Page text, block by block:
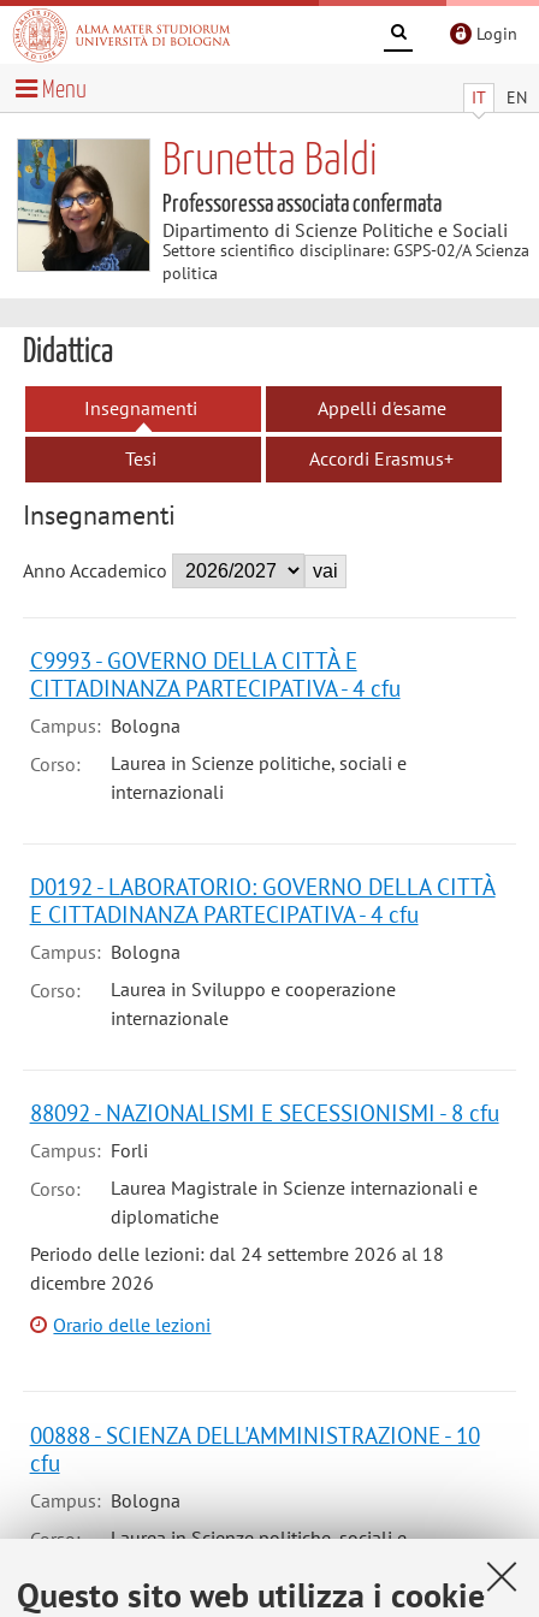
Questo sito web utilizza i cookie
Login
IT EN
Menu
Brunetta Baldi
Professoressa associata confermata
Dipartimento di Scienze Politiche e Sociali
Settore scientifico disciplinare: GSPS-02/A Scienza
politica
Didattica
Insegnamenti Appelli d'esame
Tesi Accordi Erasmus+
Insegnamenti
Anno Accademico
C9993 - GOVERNO DELLA CITTÀ E
CITTADINANZA PARTECIPATIVA - 4 cfu
Campus: Bologna
Corso:
Laurea in Scienze politiche, sociali e
internazionali
D0192 - LABORATORIO: GOVERNO DELLA CITTÀ
E CITTADINANZA PARTECIPATIVA - 4 cfu
Campus: Bologna
Corso:
Laurea in Sviluppo e cooperazione
internazionale
88092 - NAZIONALISMI E SECESSIONISMI - 8 cfu
Campus: Forli
Corso:
Laurea Magistrale in Scienze internazionali e
diplomatiche
Periodo delle lezioni: dal 24 settembre 2026 al 18
dicembre 2026
Orario delle lezioni
00888 - SCIENZA DELL'AMMINISTRAZIONE - 10
cfu
Campus: Bologna
Corso:
Laurea in Scienze politiche, sociali e